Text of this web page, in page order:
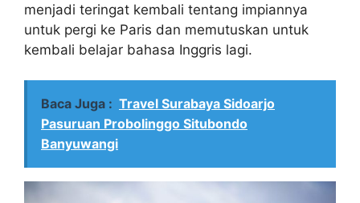
menjadi teringat kembali tentang impiannya
untuk pergi ke Paris dan memutuskan untuk
kembali belajar bahasa Inggris lagi.
Baca Juga : Travel Surabaya Sidoarjo
Pasuruan Probolinggo Situbondo
Banyuwangi